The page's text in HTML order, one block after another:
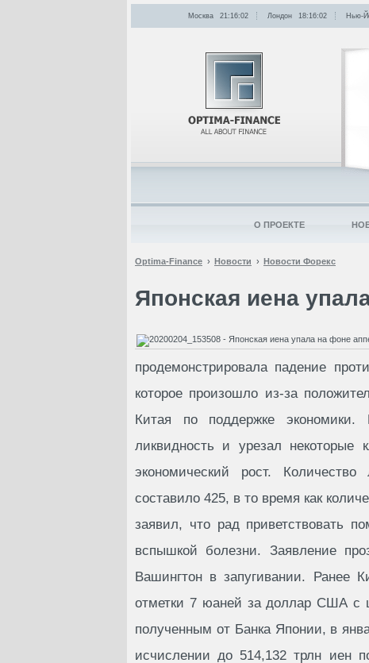
Optima-Finance Новости Новости Форекс
Японская иена
продемонстрировала падение
которое произошло из-за
Китая по поддержке
ликвидность и урезал некоторые
экономический рост.
составило 425, в то время как
заявил, что рад приветствовать
вспышкой болезни. Заявление
Вашингтон в запугивании. Ранее
отметки 7 юаней за доллар США с
полученным от Банка Японии, в
исчислении до 514,132 трлн иен
Москва 21:16:02 Лондон 18:16:02 Нью-
О ПРОЕКТЕ